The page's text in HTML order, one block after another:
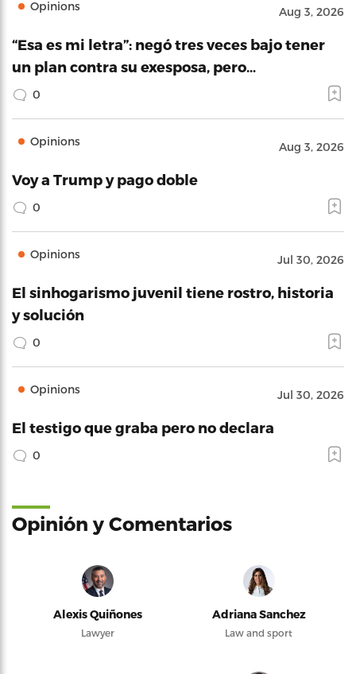
Opinions Aug 3, 2026
“Esa es mi letra”: negó tres veces bajo tener
un plan contra su exesposa, pero…
0
Opinions Aug 3, 2026
Voy a Trump y pago doble
0
Opinions Jul 30, 2026
El sinhogarismo juvenil tiene rostro, historia
y solución
0
Opinions Jul 30, 2026
El testigo que graba pero no declara
0
Opinión y Comentarios
Alexis Quiñones
Lawyer
Adriana Sanchez
Law and sport